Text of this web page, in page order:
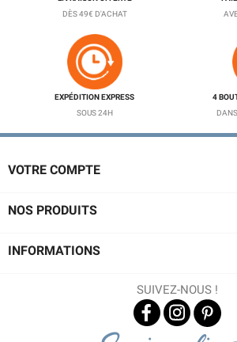
DÈS 49€ D'ACHAT
EXPÉDITION EXPRESS
SOUS 24H
4
VOTRE COMPTE
NOS PRODUITS
INFORMATIONS
SUIVEZ-NOUS !